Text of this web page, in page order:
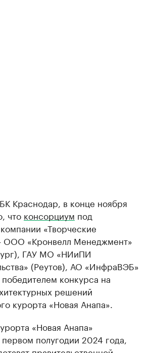
Краснодар, в конце ноября
что консорциум под
«Творческие
ООО «Кронвелл Менеджмент»
ГАУ МО «НИиПИ
(Реутов), АО «ИнфраВЭБ»
конкурса на
решений
курорта «Новая Анапа».
«Новая Анапа»
первом полугодии 2024 года,